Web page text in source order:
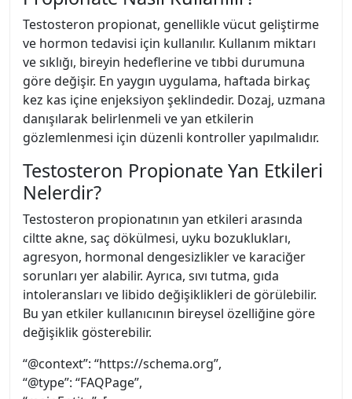
Testosteron propionat, genellikle vücut geliştirme
ve hormon tedavisi için kullanılır. Kullanım miktarı
ve sıklığı, bireyin hedeflerine ve tıbbi durumuna
göre değişir. En yaygın uygulama, haftada birkaç
kez kas içine enjeksiyon şeklindedir. Dozaj, uzmana
danışılarak belirlenmeli ve yan etkilerin
gözlemlenmesi için düzenli kontroller yapılmalıdır.
Testosteron Propionate Yan Etkileri
Nelerdir?
Testosteron propionatının yan etkileri arasında
ciltte akne, saç dökülmesi, uyku bozuklukları,
agresyon, hormonal dengesizlikler ve karaciğer
sorunları yer alabilir. Ayrıca, sıvı tutma, gıda
intoleransları ve libido değişiklikleri de görülebilir.
Bu yan etkiler kullanıcının bireysel özelliğine göre
değişiklik gösterebilir.
“@context”: “https://schema.org”,
“@type”: “FAQPage”,